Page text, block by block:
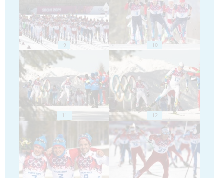
9 10
11 12